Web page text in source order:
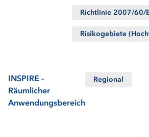
Richtlinie 2007/60/
Risikogebiete
INSPIRE -
Räumlicher
Anwendungsbereich
Regional